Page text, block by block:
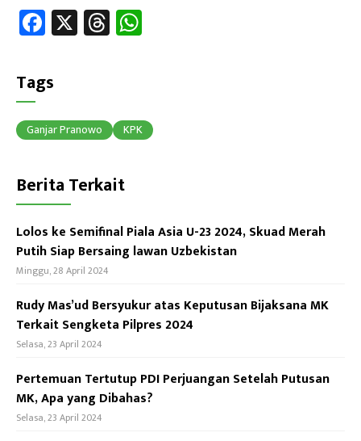
Fa
ce
b
o
ok
X T
hr
p
p
Tags
Ganjar Pranowo KPK
Berita Terkait
Lolos ke Semifinal Piala Asia U-23 2024, Skuad Merah
Putih Siap Bersaing lawan Uzbekistan
Minggu, 28 April 2024
Rudy Mas’ud Bersyukur atas Keputusan Bijaksana MK
Terkait Sengketa Pilpres 2024
Selasa, 23 April 2024
Pertemuan Tertutup PDI Perjuangan Setelah Putusan
MK, Apa yang Dibahas?
Selasa, 23 April 2024